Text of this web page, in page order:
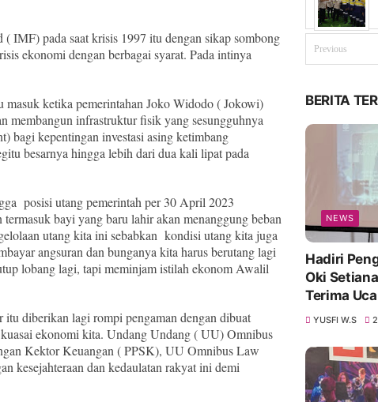
IMF) pada saat krisis 1997 itu dengan sikap sombong
ekonomi dengan berbagai syarat. Pada intinya
masuk ketika pemerintahan Joko Widodo ( Jokowi)
membangun infrastruktur fisik yang sesungguhnya
bagi kepentingan investasi asing ketimbang
besarnya hingga lebih dari dua kali lipat pada
posisi utang pemerintah per 30 April 2023
bayi yang baru lahir akan menanggung beban
utang kita ini sebabkan kondisi utang kita juga
angsuran dan bunganya kita harus berutang lagi
lobang lagi, tapi meminjam istilah ekonom Awalil
diberikan lagi rompi pengaman dengan dibuat
ekonomi kita. Undang Undang ( UU) Omnibus
Kektor Keuangan ( PPSK), UU Omnibus Law
kesejahteraan dan kedaulatan rakyat ini demi
Previous
BERITA
NEWS
Hadiri
Oki
Terima
YUSFI W.S